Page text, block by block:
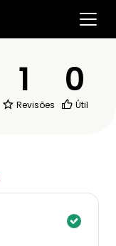
1
Revisões
0
Útil